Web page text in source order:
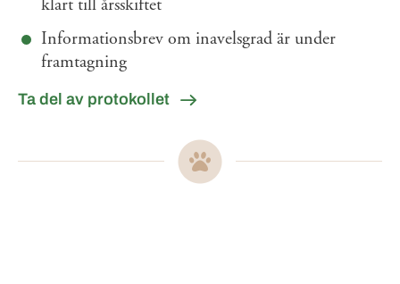
klart till årsskiftet
Informationsbrev om inavelsgrad är under
framtagning
Ta del av protokollet